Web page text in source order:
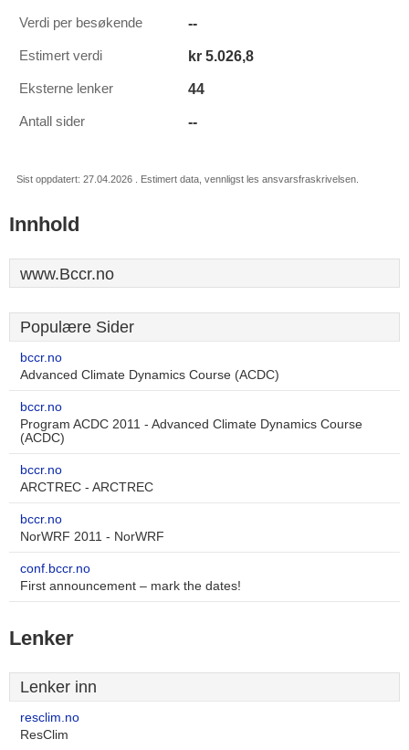
Verdi per besøkende --
Estimert verdi kr 5.026,8
Eksterne lenker 44
Antall sider --
Sist oppdatert: 27.04.2026 . Estimert data, vennligst les ansvarsfraskrivelsen.
Innhold
www.Bccr.no
Populære Sider
bccr.no
Advanced Climate Dynamics Course (ACDC)
bccr.no
Program ACDC 2011 - Advanced Climate Dynamics Course
(ACDC)
bccr.no
ARCTREC - ARCTREC
bccr.no
NorWRF 2011 - NorWRF
conf.bccr.no
First announcement – mark the dates!
Lenker
Lenker inn
resclim.no
ResClim